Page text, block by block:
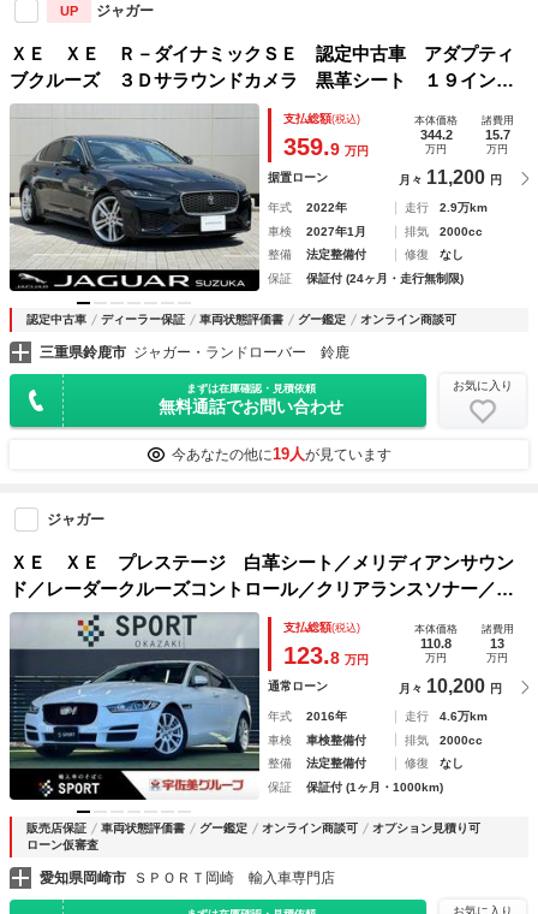
UP ジャガー
ＸＥ ＸＥ Ｒ－ダイナミックＳＥ 認定中古車 アダプティ
ブクルーズ ３Ｄサラウンドカメラ 黒革シート １９インチ
アルミ ステアリングヒーター ブラインドスポットモニタ
ー 衝突軽減システム ＬＥＤヘッドライト スマートキー
支払総額(税込)
359.9 万円
本体価格
344.2
万円
諸費用
15.7
万円
据置ローン 月々 11,200 円
年式 2022年 走行
2.9万km
車検
2027年1月 排気
2000cc
整備
法定整備付 修復
なし
保証
保証付 (24ヶ月・走行無制限)
認定中古車 ディーラー保証 車両状態評価書 グー鑑定 オンライン商談可
三重県鈴鹿市 ジャガー・ランドローバー 鈴鹿
まずは在庫確認・見積依頼
無料通話でお問い合わせ
お気に入り
今あなたの他に19人が見ています
ジャガー
ＸＥ ＸＥ プレステージ 白革シート／メリディアンサウン
ド／レーダークルーズコントロール／クリアランスソナー／パ
ワーシート／シートヒーター／レーンキープアシスト／フルゼ
グ／スマートキー／プッシュスタート／パドルシフト／ＥＴＣ
支払総額(税込)
123.8 万円
本体価格
110.8
万円
諸費用
13
万円
通常ローン 月々 10,200 円
年式 2016年 走行
4.6万km
車検
車検整備付 排気
2000cc
整備
法定整備付 修復
なし
保証
保証付 (1ヶ月・1000km)
販売店保証 車両状態評価書 グー鑑定 オンライン商談可
オプション見積り可
ローン仮審査
愛知県岡崎市 ＳＰＯＲＴ岡崎 輸入車専門店
お気に入り